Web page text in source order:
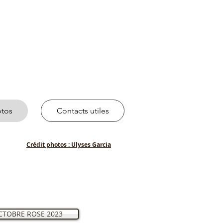
Contacts utiles
Crédit photos : Ulyses Garcia
ROSE 2023